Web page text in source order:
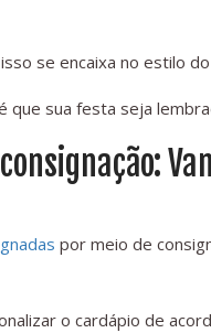
se encaixa no estilo
sua festa seja
por meio de
o cardápio de